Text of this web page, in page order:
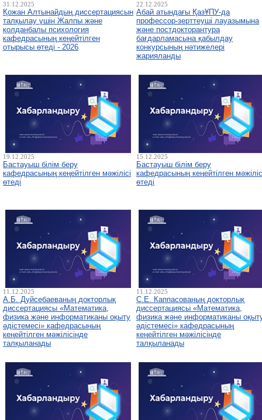
31.12.2025
Қожан Алтынайдың диссертациясын
талқылау үшін Жалпы және
қолданбалы психология
кафедрасының кеңейтілген
отырысы өтеді - 2026
22.12.2025
Абай атындағы ҚазҰПУ-да
профессор-зерттеуші лауазымына
және постдокторантура
бағдарламасына қабылдау
конкурсының нәтижелері
жарияланды
19.12.2025
Бастауыш білім беру
кафедрасының кеңейтілген мәжілісі
өтеді
15.12.2025
Бастауыш білім беру
кафедрасының кеңейтілген
өтеді
11.12.2025
А.Б. Дуйсебаеваның докторлық
диссертациясы «Математика,
физика және информатиканы оқыту
әдістемесі» кафедрасының
кеңейтілген мәжілісінде
талқыланады
11.12.2025
С.Е. Каппасованың докторлық
диссертациясы «Математика,
физика және информатиканы
әдістемесі» кафедрасының
кеңейтілген мәжілісінде
талқыланады